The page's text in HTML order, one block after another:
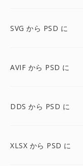
SVG から PSD に
AVIF から PSD に
DDS から PSD に
XLSX から PSD に